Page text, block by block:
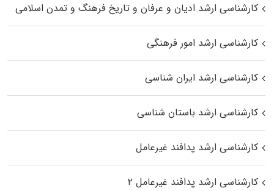
کارشناسی ارشد ادیان و عرفان و تاریخ فرهنگ و تمدن اسلامی
کارشناسی ارشد امور فرهنگی
کارشناسی ارشد ایران شناسی
کارشناسی ارشد باستان شناسی
کارشناسی ارشد پدافند غیرعامل
کارشناسی ارشد پدافند غیرعامل ۲